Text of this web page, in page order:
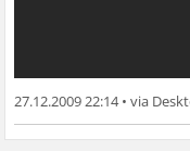
27.12.2009 22:14•